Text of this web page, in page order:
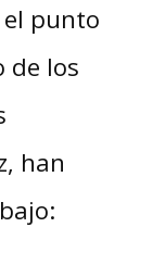
el punto
de los
han